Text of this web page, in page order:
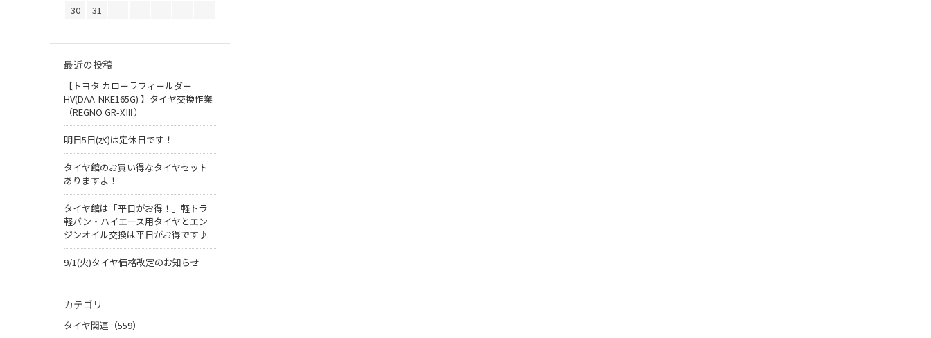
30
31
最近の投稿
【トヨタ カローラフィールダー
HV(DAA-NKE165G) 】タイヤ交換作業
（REGNO GR-XⅢ）
明日5日(水)は定休日です！
タイヤ館のお買い得なタイヤセット
ありますよ！
タイヤ館は「平日がお得！」軽トラ
軽バン・ハイエース用タイヤとエン
ジンオイル交換は平日がお得です♪
9/1(火)タイヤ価格改定のお知らせ
カテゴリ
タイヤ関連（559）